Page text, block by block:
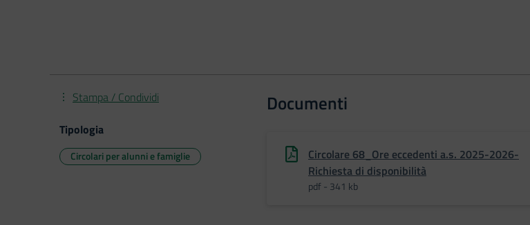
Documenti
Circolare 68_Ore eccedenti a.s. 2025-2026-
Richiesta di disponibilità
pdf - 341 kb
Stampa / Condividi
Tipologia
Circolari per alunni e famiglie